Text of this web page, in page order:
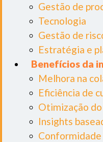
Gestão de
Tecnologia
Gestão de
Estratégia e
Benefícios da
Melhora na
Eficiência de
Otimização
Insights
Conformidade